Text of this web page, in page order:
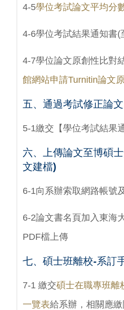
4-5學位考試論文平均分
4-6學位考試結果通知書(
4-7學位論文原創性比對
館網站申請Turnitin論文
五、通過考試修正論文
5-1繳交【學位考試結果
六、上傳論文至博碩
文建檔)
6-1向系辦索取網路帳號
6-2論文書名頁加入東海
PDF檔上傳
七、碩士班離校-系訂
7-1 繳交碩士在職專班離
一覽表給系辦，相關應繳